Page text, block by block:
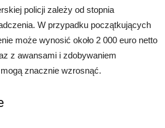
policji zależy od stopnia
W przypadku początkujących
może wynosić około 2 000 euro netto
z awansami i zdobywaniem
znacznie wzrosnąć.